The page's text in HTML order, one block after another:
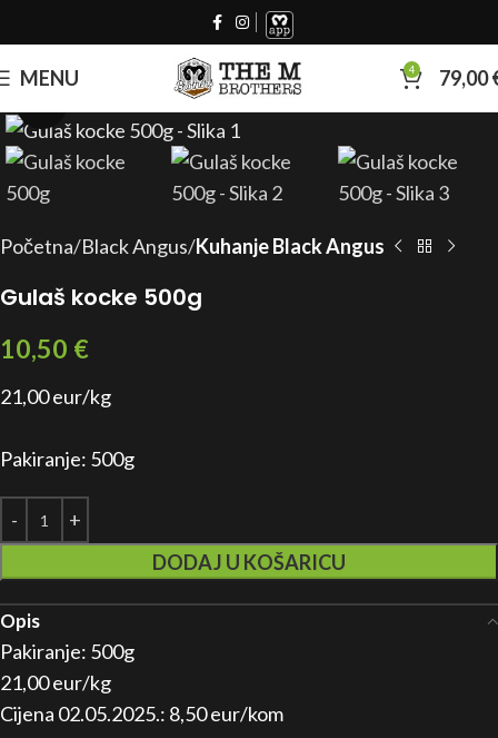
MENU 4 79,00
Click to enlarge
Početna Black Angus Kuhanje Black Angus
Gulaš kocke 500g
10,50 €
21,00 eur/kg
Pakiranje: 500g
DODAJ U KOŠARICU
Opis
Pakiranje: 500g
21,00 eur/kg
Cijena 02.05.2025.: 8,50 eur/kom